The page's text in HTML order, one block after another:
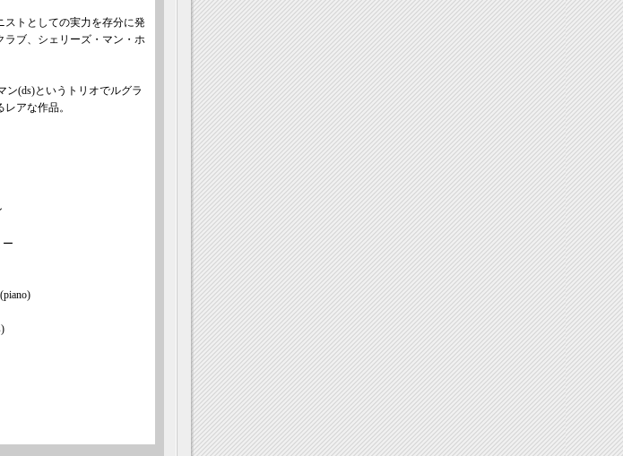
トとしての実力を存分に発
ラブ、シェリーズ・マン・ホ
(ds)というトリオでルグラ
アな作品。
ー